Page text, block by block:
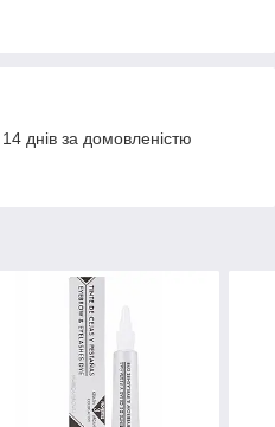
днів за домовленістю